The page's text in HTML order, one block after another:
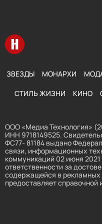
Перейти на главную
ЗВЕЗДЫ МОНАРХИ
СТИЛЬ ЖИЗНИ КИНО
ООО «Медиа Технология»
ИНН 9718149525.
ФС77- 81184 выдано
связи, информационных
коммуникаций 02 июня
ответственности за
содержащейся в
предоставляет справочной